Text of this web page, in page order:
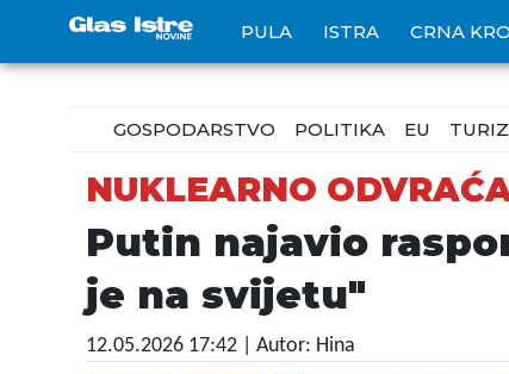
PULA ISTRA CRNA
GOSPODARSTVO POLITIKA EU
NUKLEARNO
Putin najavio
je na svijetu"
12.05.2026 17:42 | Autor: Hina